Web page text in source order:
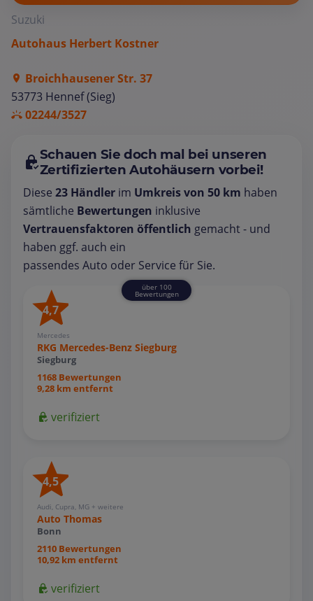
Suzuki
Autohaus Herbert Kostner
Broichhausener Str. 37
53773 Hennef (Sieg)
02244/3527
Schauen Sie doch mal bei unseren
Zertifizierten Autohäusern vorbei!
Diese 23 Händler im Umkreis von 50 km haben
sämtliche Bewertungen inklusive
Vertrauensfaktoren öffentlich gemacht - und
haben ggf. auch ein
passendes Auto oder Service für Sie.
über 100
Bewertungen
4,7
Mercedes
RKG Mercedes-Benz Siegburg
Siegburg
1168 Bewertungen
9,28 km entfernt
verifiziert
4,5
Audi, Cupra, MG + weitere
Auto Thomas
Bonn
2110 Bewertungen
10,92 km entfernt
verifiziert